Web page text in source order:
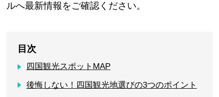
ルへ最新情報をご確認ください。
目次
四国観光スポットMAP
後悔しない！四国観光地選びの3つのポイント